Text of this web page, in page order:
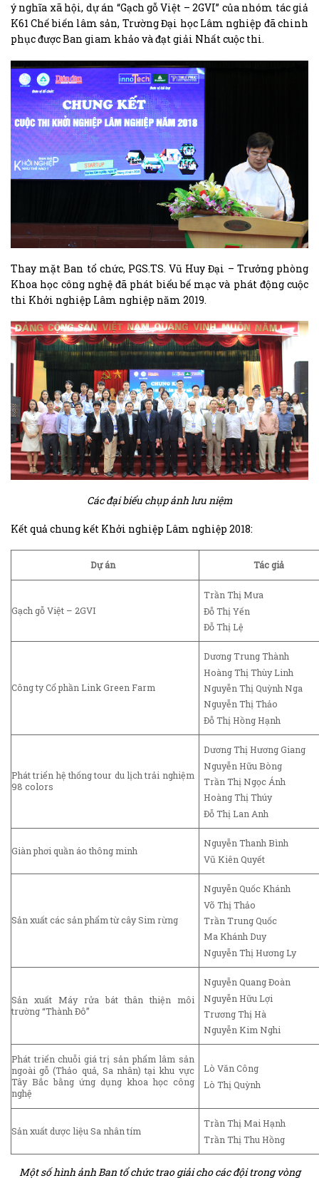
ý nghĩa xã hội, dự án “Gạch gỗ Việt – 2GVI” của nhóm tác giả
K61 Chế biến lâm sản, Trường Đại học Lâm nghiệp đã chinh
phục được Ban giam khảo và đạt giải Nhất cuộc thi.
Thay mặt Ban tổ chức, PGS.TS. Vũ Huy Đại – Trưởng phòng
Khoa học công nghệ đã phát biểu bế mạc và phát động cuộc
thi Khởi nghiệp Lâm nghiệp năm 2019.
Các đại biểu chụp ảnh lưu niệm
Kết quả chung kết Khởi nghiệp Lâm nghiệp 2018:
Dự án Tác giả
Gạch gỗ Việt – 2GVI
Trần Thị Mưa
Đỗ Thị Yến
Đỗ Thị Lệ
Công ty Cổ phần Link Green Farm
Dương Trung Thành
Hoàng Thị Thùy Linh
Nguyễn Thị Quỳnh Nga
Nguyễn Thị Thảo
Đỗ Thị Hồng Hạnh
Phát triển hệ thống tour du lịch trải nghiệm
98 colors
Dương Thị Hương Giang
Nguyễn Hữu Bòng
Trần Thị Ngọc Ánh
Hoàng Thị Thúy
Đỗ Thị Lan Anh
Giàn phơi quần áo thông minh
Nguyễn Thanh Bình
Vũ Kiên Quyết
Sản xuất các sản phẩm từ cây Sim rừng
Nguyễn Quốc Khánh
Võ Thị Thảo
Trần Trung Quốc
Ma Khánh Duy
Nguyễn Thị Hương Ly
Sản xuất Máy rửa bát thân thiện môi
trường “Thành Đô”
Nguyễn Quang Đoàn
Nguyễn Hữu Lợi
Trương Thị Hà
Nguyễn Kim Nghi
Phát triển chuỗi giá trị sản phẩm lâm sản
ngoài gỗ (Thảo quả, Sa nhân) tại khu vực
Tây Bắc bằng ứng dụng khoa học công
nghệ
Lò Văn Công
Lò Thị Quỳnh
Sản xuất dược liệu Sa nhân tím
Trần Thị Mai Hạnh
Trần Thị Thu Hồng
Một số hình ảnh Ban tổ chức trao giải cho các đội trong vòng